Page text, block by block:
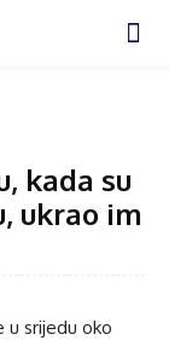
kada su
ukrao im
u srijedu oko